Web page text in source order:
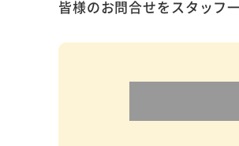
皆様のお問合せをスタッフ